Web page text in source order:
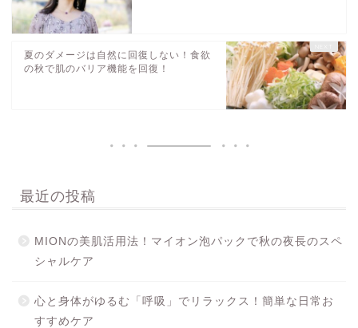
夏のダメージは自然に回復しない！食欲
の秋で肌のバリア機能を回復！
最近の投稿
MIONの美肌活用法！マイオン泡パックで秋の夜長のスペ
シャルケア
心と身体がゆるむ「呼吸」でリラックス！簡単な日常お
すすめケア